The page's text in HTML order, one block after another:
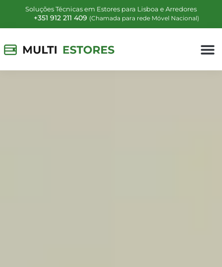
Soluções Técnicas em Estores para Lisboa e Arredores
+351 912 211 409 (Chamada para rede Móvel Nacional)